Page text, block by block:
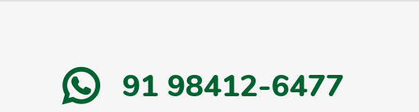
91 98412-6477